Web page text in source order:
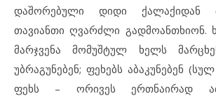
დაშორებული დიდი ქალაქიდან
თავიანთი ღვარძლი გადმოანთხიონ.
მარჯვენა მომუშტულ ხელს
უბრაგუნებენ; ფეხებს აბაკუნებენ
ფეხს – ორივეს ერთნაირად